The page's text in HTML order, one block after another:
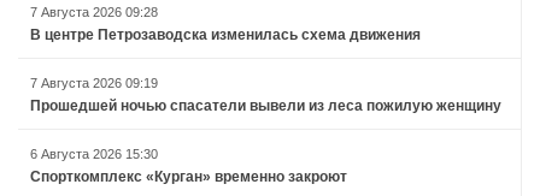
7 Августа 2026 09:28
В центре Петрозаводска изменилась схема движения
7 Августа 2026 09:19
Прошедшей ночью спасатели вывели из леса пожилую женщину
6 Августа 2026 15:30
Спорткомплекс «Курган» временно закроют